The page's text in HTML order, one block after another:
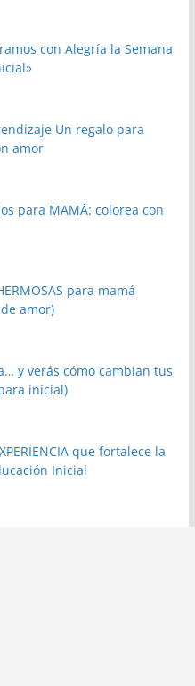
con Alegría la Semana
Un regalo para
amor
para MAMÁ: colorea con
para mamá
amor)
y verás cómo cambian tus
inicial)
que fortalece la
Inicial